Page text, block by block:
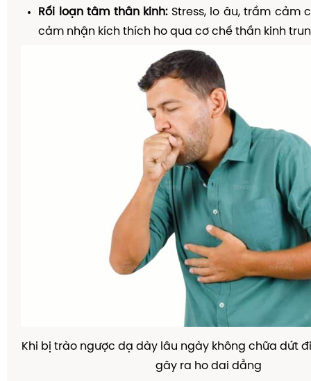
Rối loạn tâm thần kinh:Stress, lo âu, trầm cảm
cảm nhận kích thích ho qua cơ chế thần kinh
Khi bị trào ngược dạ dày lâu ngày không chữa dứt
gây ra ho dai dẳng